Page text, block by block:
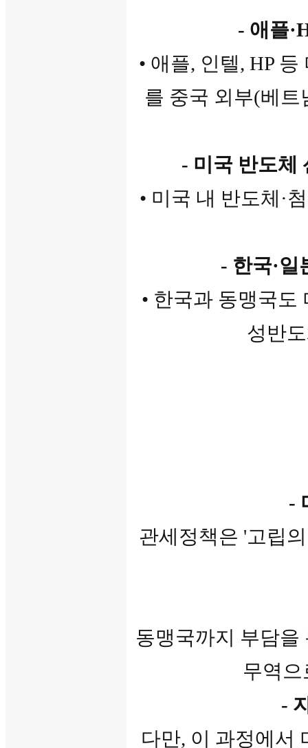
- 애플
• 애플, 인텔, HP
를 중국 외부(베트
- 미국 반도체
• 미국 내 반도체·
- 한국·
• 한국과 동맹국도
성반
-
관세정책은 '고립
동맹국까지 부담을
무역
-
다만, 이 과정에서